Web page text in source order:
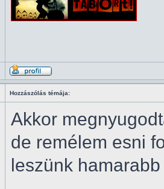
Hozzászólás témája:
Akkor
de remélem esni
leszünk